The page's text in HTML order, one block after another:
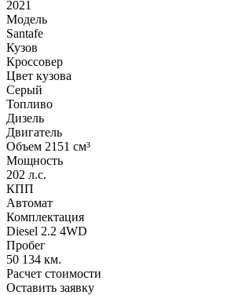
2021
Модель
Santafe
Кузов
Кроссовер
Цвет кузова
Серый
Топливо
Дизель
Двигатель
Объем 2151 см³
Мощность
202 л.с.
КПП
Автомат
Комплектация
Diesel 2.2 4WD
Пробег
50 134 км.
Расчет стоимости
Оставить заявку